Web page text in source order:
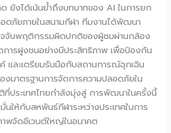
ยังได้เน้นย้ำถึงบทบาทของ AI ในการยก
ดภัยภายในสนามกีฬา ทีมงานได้พัฒนา
จจับพฤติกรรมผิดปกติของผู้ชมผ่านกล้อง
ารฝูงชนอย่างมีประสิทธิภาพ เพื่อป้องกัน
และเตรียมรับมือกับสถานการณ์ฉุกเฉิน
งมาตรฐานการจัดการความปลอดภัยใน
ที่ประเทศไทยกำลังมุ่งสู่ การพัฒนาในครั้งนี้
นให้กับสหพันธ์กีฬาระหว่างประเทศในการ
าพจัดอีเวนต์ใหญ่ในอนาคต